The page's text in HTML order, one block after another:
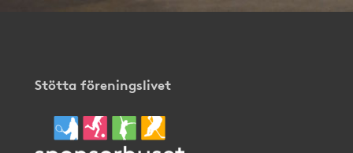
Stötta föreningslivet